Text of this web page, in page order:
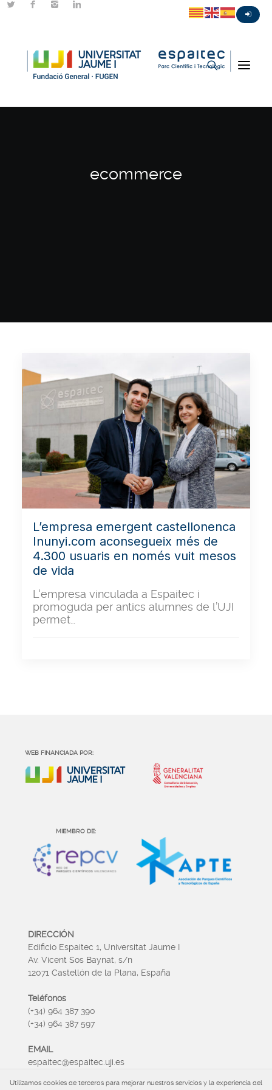
ecommerce
L’empresa emergent castellonenca
Inunyi.com aconsegueix més de
4.300 usuaris en només vuit mesos
de vida
L'empresa vinculada a Espaitec i
promoguda per antics alumnes de l’UJI
permet…
WEB FINANCIADA POR:
MIEMBRO DE:
DIRECCIÓN
Edificio Espaitec 1, Universitat Jaume I
Av. Vicent Sos Baynat, s/n
12071 Castellón de la Plana, España
Teléfonos
(+34) 964 387 390
(+34) 964 387 597
EMAIL
espaitec@espaitec.uji.es
HORARIO
Utilizamos cookies de terceros para mejorar nuestros servicios y la experiencia del